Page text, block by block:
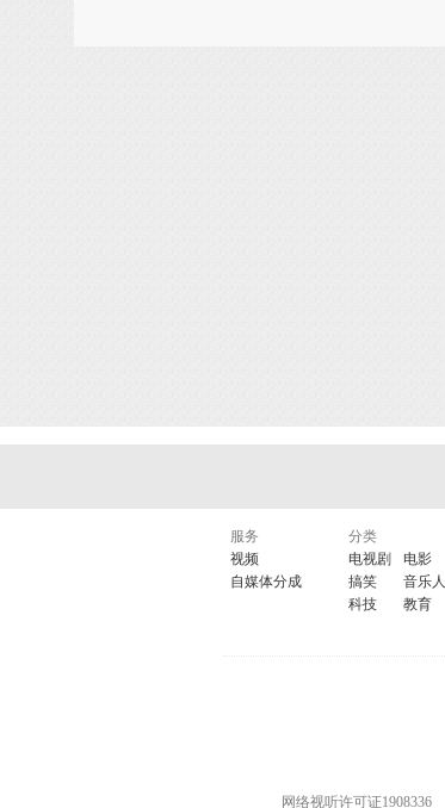
服务
视频
自媒体分成
分类
电视剧
电影
搞笑
音乐人
科技
教育
网络视听许可证1908336